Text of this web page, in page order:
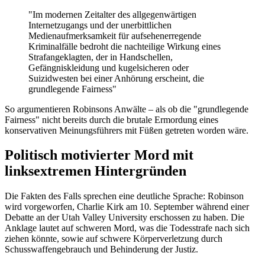
"Im modernen Zeitalter des allgegenwärtigen
Internetzugangs und der unerbittlichen
Medienaufmerksamkeit für aufsehenerregende
Kriminalfälle bedroht die nachteilige Wirkung eines
Strafangeklagten, der in Handschellen,
Gefängniskleidung und kugelsicheren oder
Suizidwesten bei einer Anhörung erscheint, die
grundlegende Fairness"
So argumentieren Robinsons Anwälte – als ob die "grundlegende
Fairness" nicht bereits durch die brutale Ermordung eines
konservativen Meinungsführers mit Füßen getreten worden wäre.
Politisch motivierter Mord mit
linksextremen Hintergründen
Die Fakten des Falls sprechen eine deutliche Sprache: Robinson
wird vorgeworfen, Charlie Kirk am 10. September während einer
Debatte an der Utah Valley University erschossen zu haben. Die
Anklage lautet auf schweren Mord, was die Todesstrafe nach sich
ziehen könnte, sowie auf schwere Körperverletzung durch
Schusswaffengebrauch und Behinderung der Justiz.